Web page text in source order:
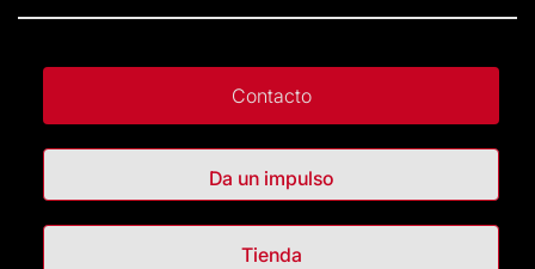
Contacto
Da un impulso
Tienda